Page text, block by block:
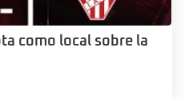
como local sobre la